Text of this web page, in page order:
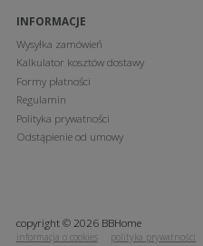
INFORMACJE
Wysyłka zamówień
Kalkulator kosztów dostawy
Formy płatności
Regulamin
Polityka prywatności
Odstąpienie od umowy
copyright © 2026 BBHome
informacja o cookies polityka prywatności